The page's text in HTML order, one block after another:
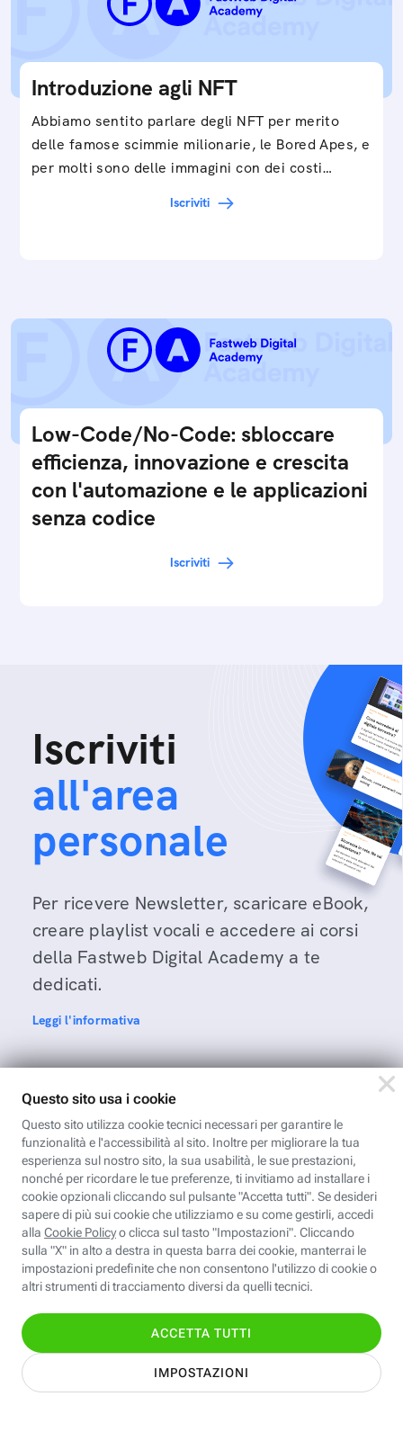
Introduzione agli NFT
Abbiamo sentito parlare degli NFT per merito
delle famose scimmie milionarie, le Bored Apes, e
per molti sono delle immagini con dei costi…
Iscriviti
Low-Code/No-Code: sbloccare
efficienza, innovazione e crescita
con l'automazione e le applicazioni
senza codice
Iscriviti
Iscriviti
all'area
personale
Per ricevere Newsletter, scaricare eBook,
creare playlist vocali e accedere ai corsi
della Fastweb Digital Academy a te
dedicati.
Leggi l'informativa
Cognome
Indirizzo email